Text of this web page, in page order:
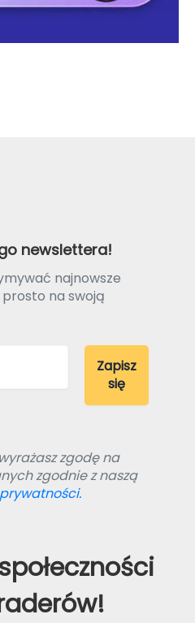
newslettera!
najnowsze
na swoją
zgodę na
zgodnie z naszą